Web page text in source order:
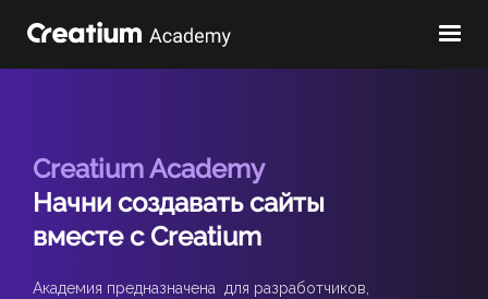
Creatium Academy
Начни создавать сайты
вместе с Creatium
Академия предназначена для разработчиков,